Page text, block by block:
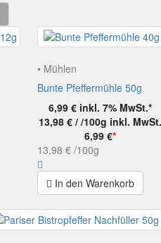
• Mühlen
Bunte Pfeffermühle 50g
6,99 € inkl. 7% MwSt.*
13,98 € / /100g inkl. MwSt.
6,99 €*
13,98 € /100g
In den Warenkorb